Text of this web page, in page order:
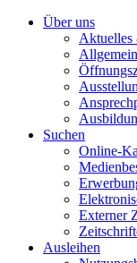
Über uns
Aktuelles
Suchen
Online-
Externer
Ausleihen